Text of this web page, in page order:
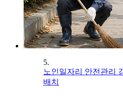
5.
노인일자리 안전관리
배치